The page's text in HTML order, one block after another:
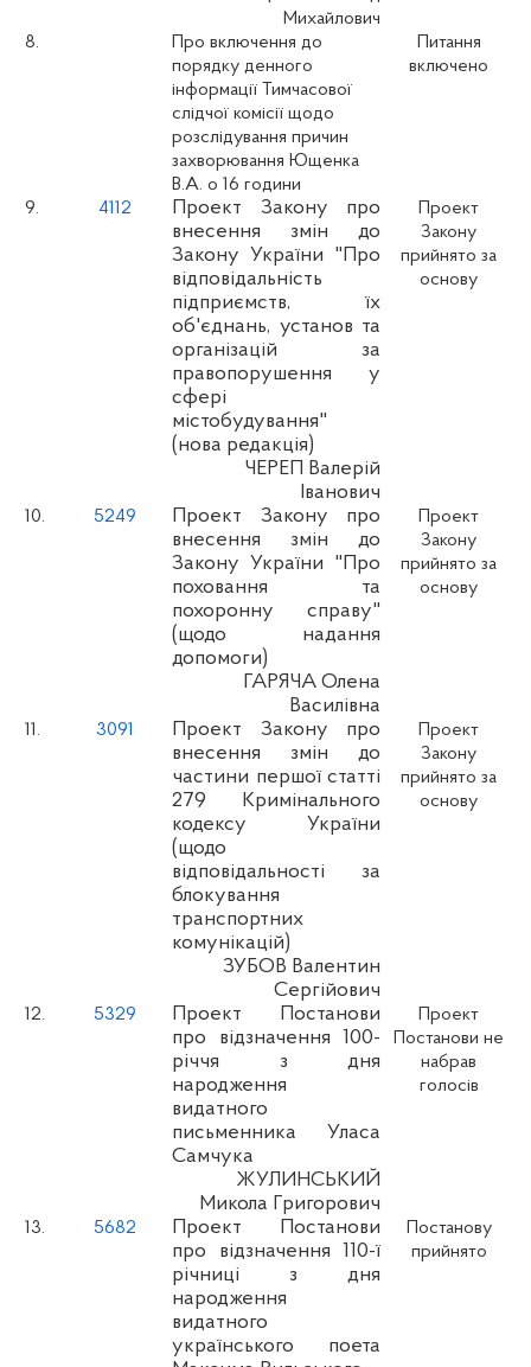
Михайлович
8.
Про включення до
порядку денного
інформації Тимчасової
слідчої комісії щодо
розслідування причин
захворювання Ющенка
В.А. о 16 години
Питання
включено
9. 4112
Проект Закону про
внесення змін до
Закону України "Про
відповідальність
підприємств, їх
об'єднань, установ та
організацій за
правопорушення у
сфері
містобудування"
(нова редакція)
ЧЕРЕП Валерій
Іванович
Проект
Закону
прийнято за
основу
10. 5249
Проект Закону про
внесення змін до
Закону України "Про
поховання та
похоронну справу"
(щодо надання
допомоги)
ГАРЯЧА Олена
Василівна
Проект
Закону
прийнято за
основу
11. 3091
Проект Закону про
внесення змін до
частини першої статті
279 Кримінального
кодексу України
(щодо
відповідальності за
блокування
транспортних
комунікацій)
ЗУБОВ Валентин
Сергійович
Проект
Закону
прийнято за
основу
12. 5329
Проект Постанови
про відзначення 100-
річчя з дня
народження
видатного
письменника Уласа
Самчука
ЖУЛИНСЬКИЙ
Микола Григорович
Проект
Постанови не
набрав
голосів
13. 5682
Проект Постанови
про відзначення 110-ї
річниці з дня
народження
видатного
українського поета
Постанову
прийнято